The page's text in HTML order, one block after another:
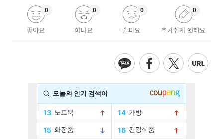
좋아요
0
화나요
0
슬퍼요
0
추가취재 원해요
0